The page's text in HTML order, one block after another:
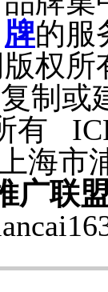
牌的服
权
制或
有
海市
广联